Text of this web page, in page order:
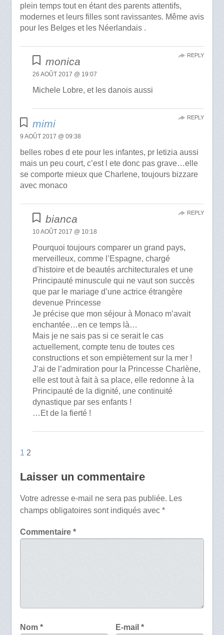
plein temps tout en étant des parents attentifs,
modernes et leurs filles sont ravissantes. Même avis
pour les Belges et les Néerlandais .
monica
26 AOÛT 2017 @ 19:07
Michele Lobre, et les danois aussi
REPLY
mimi
9 AOÛT 2017 @ 09:38
belles robes d ete pour les infantes, pr letizia aussi
mais un peu court, c’est l ete donc pas grave…elle
se comporte mieux que Charlene, toujours bizzare
avec monaco
REPLY
bianca
10 AOÛT 2017 @ 10:18
Pourquoi toujours comparer un grand pays,
merveilleux, comme l’Espagne, chargé
d’histoire et de beautés architecturales et une
Principauté minuscule qui ne vaut son succès
que par le mariage d’une actrice étrangère
devenue Princesse
Je précise que mon séjour à Monaco m’avait
enchantée…en ce temps là…
Mais je ne sais pas si ce serait le cas
actuellement, compte tenu de toutes ces
constructions et son empiètement sur la mer !
J’ai de l’admiration pour la Princesse Charlène,
elle est tout à fait à sa place, elle redonne à la
Principauté de la dignité, une continuité
dynastique par ses enfants !
…Et de la fierté !
REPLY
1 2
Laisser un commentaire
Votre adresse e-mail ne sera pas publiée. Les
champs obligatoires sont indiqués avec *
Commentaire *
Nom * E-mail*